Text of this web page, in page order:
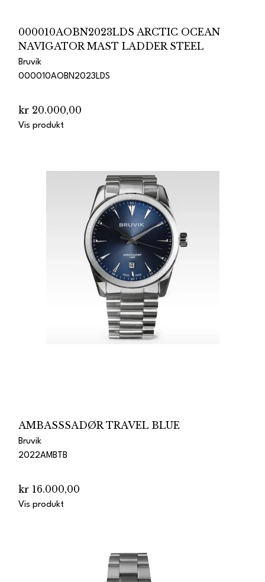
000010AOBN2023LDS ARCTIC OCEAN
NAVIGATOR MAST LADDER STEEL
Bruvik
000010AOBN2023LDS
kr 20.000,00
Vis produkt
AMBASSSADØR TRAVEL BLUE
Bruvik
2022AMBTB
kr 16.000,00
Vis produkt